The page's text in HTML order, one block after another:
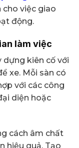
cho việc giao
động.
làm việc
dựng kiên cố với
xe. Mỗi sàn có
với các công
diện hoặc
cách âm chất
hiệu quả. Tạo